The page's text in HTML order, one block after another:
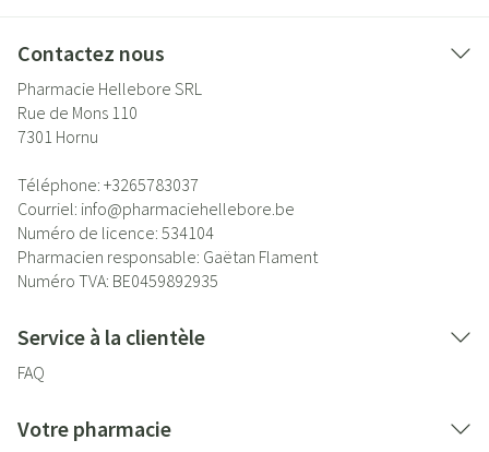
Contactez nous
Pharmacie Hellebore SRL
Rue de Mons 110
7301 Hornu
Téléphone: +3265783037
Courriel: info@pharmaciehellebore.be
Numéro de licence: 534104
Pharmacien responsable: Gaëtan Flament
Numéro TVA: BE0459892935
Service à la clientèle
FAQ
Votre pharmacie